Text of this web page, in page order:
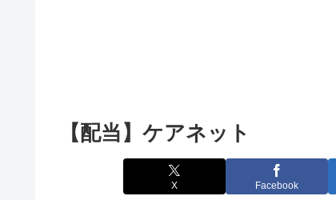
【配当】ケアネット
X Facebook